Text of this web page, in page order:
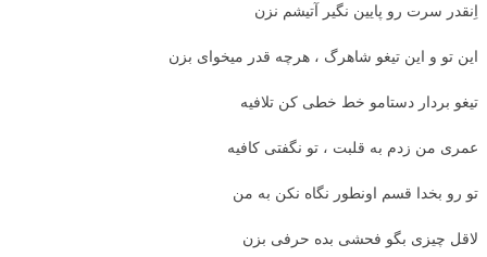
اِنقدر سرت رو پایین نگیر آتیشم نزن
این تو و این تیغو شاهرگ ، هرچه قدر میخواى بزن
تیغو بردار دستامو خط خطی کن تلافیه
عمری من زدم به قلبت ، تو نگفتی کافیه
تو رو بخدا قسم اونطور نگاه نکن به من
لاقل چیزی بگو فحشی بده حرفی بزن